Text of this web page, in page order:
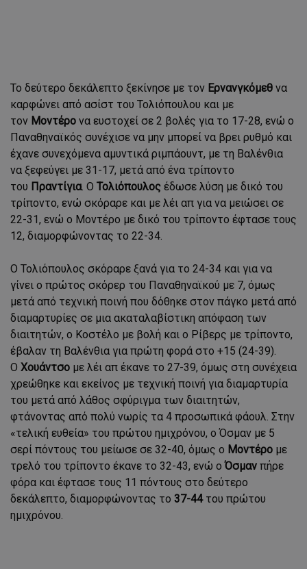
Το δεύτερο δεκάλεπτο ξεκίνησε με τον Ερνανγκόμεθ να
καρφώνει από ασίστ του Τολιόπουλου και με
τον Μοντέρο να ευστοχεί σε 2 βολές για το 17-28, ενώ ο
Παναθηναϊκός συνέχισε να μην μπορεί να βρει ρυθμό και
έχανε συνεχόμενα αμυντικά ριμπάουντ, με τη Βαλένθια
να ξεφεύγει με 31-17, μετά από ένα τρίποντο
του Πραντίγια. Ο Τολιόπουλος έδωσε λύση με δικό του
τρίποντο, ενώ σκόραρε και με λέι απ για να μειώσει σε
22-31, ενώ ο Μοντέρο με δικό του τρίποντο έφτασε τους
12, διαμορφώνοντας το 22-34.
Ο Τολιόπουλος σκόραρε ξανά για το 24-34 και για να
γίνει ο πρώτος σκόρερ του Παναθηναϊκού με 7, όμως
μετά από τεχνική ποινή που δόθηκε στον πάγκο μετά από
διαμαρτυρίες σε μια ακαταλαβίστικη απόφαση των
διαιτητών, ο Κοστέλο με βολή και ο Ρίβερς με τρίποντο,
έβαλαν τη Βαλένθια για πρώτη φορά στο +15 (24-39).
Ο Χουάντσο με λέι απ έκανε το 27-39, όμως στη συνέχεια
χρεώθηκε και εκείνος με τεχνική ποινή για διαμαρτυρία
του μετά από λάθος σφύριγμα των διαιτητών,
φτάνοντας από πολύ νωρίς τα 4 προσωπικά φάουλ. Στην
«τελική ευθεία» του πρώτου ημιχρόνου, ο Όσμαν με 5
σερί πόντους του μείωσε σε 32-40, όμως ο Μοντέρο με
τρελό του τρίποντο έκανε το 32-43, ενώ οΌσμαν πήρε
φόρα και έφτασε τους 11 πόντους στο δεύτερο
δεκάλεπτο, διαμορφώνοντας το 37-44του πρώτου
ημιχρόνου.